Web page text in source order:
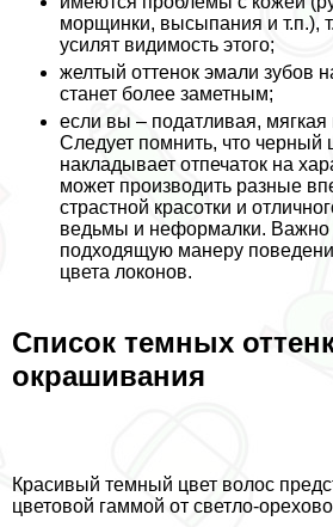
морщинки, высыпания и т.п.),
усилят видимость этого;
желтый оттенок эмали зубов
станет более заметным;
если вы – податливая, мягкая
Следует помнить, что черный
накладывает отпечаток на
может производить разные
страстной красотки и
ведьмы и неформалки. Важно
подходящую манеру
цвета локонов.
Список темных
окрашивания
Красивый темный цвет волос
цветовой гаммой от светло-